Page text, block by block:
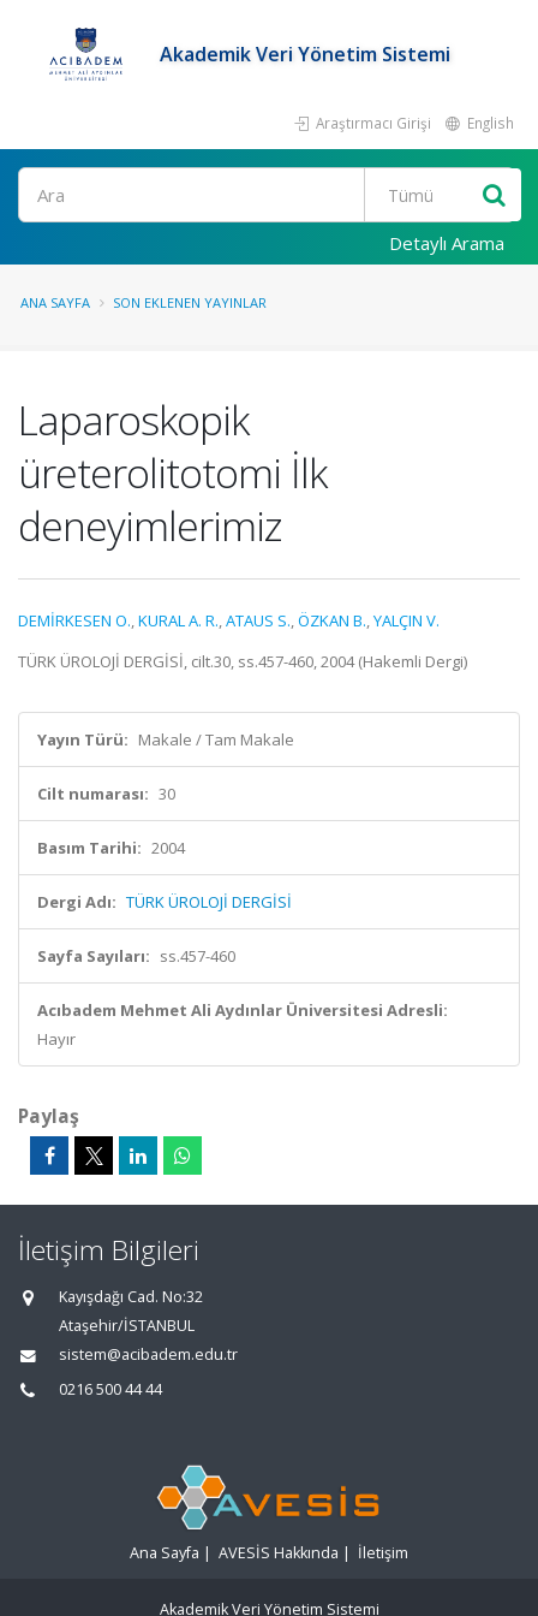
Akademik Veri Yönetim Sistemi
Araştırmacı Girişi English
Ara
Detaylı Arama
ANA SAYFA SON EKLENEN YAYINLAR
Laparoskopik
üreterolitotomi İlk
deneyimlerimiz
DEMİRKESEN O.,KURAL A. R.,ATAUS S.,ÖZKAN B.,YALÇIN V.
TÜRK ÜROLOJİ DERGİSİ, cilt.30, ss.457-460, 2004 (Hakemli Dergi)
Yayın Türü: Makale / Tam Makale
Cilt numarası: 30
Basım Tarihi: 2004
Dergi Adı: TÜRK ÜROLOJİ DERGİSİ
Sayfa Sayıları: ss.457-460
Acıbadem Mehmet Ali Aydınlar Üniversitesi Adresli:
Hayır
Paylaş
İletişim Bilgileri
Kayışdağı Cad. No:32
Ataşehir/İSTANBUL
sistem@acibadem.edu.tr
0216 500 44 44
Ana Sayfa | AVESİS Hakkında | İletişim
Akademik Veri Yönetim Sistemi